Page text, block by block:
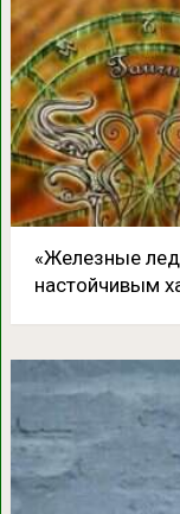
«Железные
настойчивым